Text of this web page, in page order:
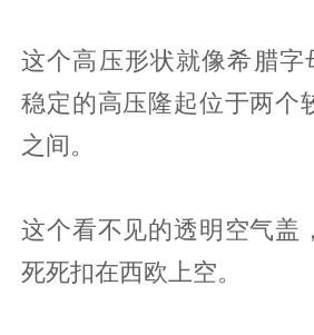
这个高压形状就像希腊
稳定的高压隆起位于两个
之间。
这个看不见的透明空气盖
死死扣在西欧上空。